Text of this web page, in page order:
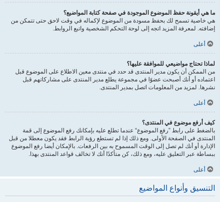
ما هي أيقونة حفظ الموضوع الموجودة في صفحة كتابة المواضيع؟
هي خاصية تسمح لك بحفظ مسودة من الموضوع لإكماله في وقت لاحق حتى تتمكن من
إضافته. لمعرفة المزيد اتجه إلى لوحة التحكم الشخصية واتبع الروابط.
أعلى
لماذا تحتاج مواضيعي للموافقة عليها؟
من الممكن أن يكون مدير المنتدى قد حدد في منتدى معين الاطلاع على الموضوع قبل
اعتماده أو أنك أصبحت عضوًا في مجموعة يطلع مدير المنتدى على مشاركاتهم قبل
نشرها. لمزيد من المعلومات اتصل بمدير المنتدى.
أعلى
كيف أرفع موضوع في المنتدى؟
بالضغط على رابط ”رفع الموضوع“ عندما تطلع عليه بإمكانك رفع الموضوع إلى قمة
المنتدى في الصفحة الأولى. ومع ذلك إذا لم تستطع رؤية الرابط فقد يكون معطلا من قبل
الإدارة أو أنك لم تصل إلى الوقت المسموح به بين الرفعات. بالإمكان أيضا رفع الموضوع
ببساطة عبر التعليق عليه، ومع ذلك، كن متأكدًا أنك لا تخالف قواعد المنتدى بهذا.
أعلى
التنسيق وأنواع المواضيع